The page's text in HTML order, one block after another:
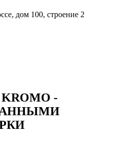
дом 100, строение 2
KROMO -